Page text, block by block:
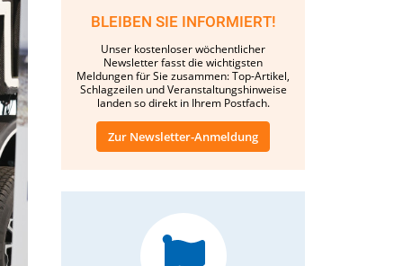
BLEIBEN SIE INFORMIERT!
Unser kostenloser wöchentlicher
Newsletter fasst die wichtigsten
Meldungen für Sie zusammen: Top-Artikel,
Schlagzeilen und Veranstaltungshinweise
landen so direkt in Ihrem Postfach.
Zur Newsletter-Anmeldung